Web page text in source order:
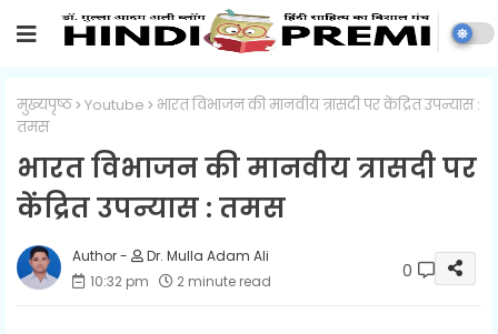
मुख्यपृष्ठ Youtube
भारत विभाजन की मानवीय त्रासदी पर केंद्रित उपन्यास :
तमस
भारत विभाजन की मानवीय त्रासदी पर
केंद्रित उपन्यास : तमस
Dr. Mulla Adam Ali
10:32 pm
2 minute read 0